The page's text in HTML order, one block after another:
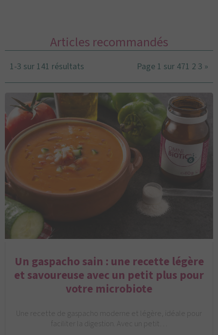
Articles recommandés
1-3 sur 141 résultats Page 1 sur 471 2 3 »
Un gaspacho sain : une recette légère
et savoureuse avec un petit plus pour
votre microbiote
Une recette de gaspacho moderne et légère, idéale pour
faciliter la digestion. Avec un petit…